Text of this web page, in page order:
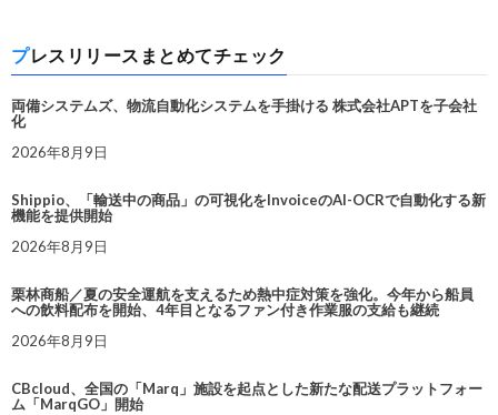
プレスリリースまとめてチェック
両備システムズ、物流自動化システムを手掛ける 株式会社APTを子会社
化
2026年8月9日
Shippio、「輸送中の商品」の可視化をInvoiceのAI-OCRで自動化する新
機能を提供開始
2026年8月9日
栗林商船／夏の安全運航を支えるため熱中症対策を強化。今年から船員
への飲料配布を開始、4年目となるファン付き作業服の支給も継続
2026年8月9日
CBcloud、全国の「Marq」施設を起点とした新たな配送プラットフォー
ム「MarqGO」開始